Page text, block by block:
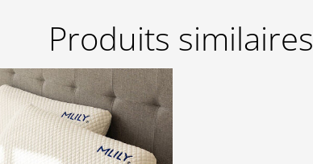
Produits similaires